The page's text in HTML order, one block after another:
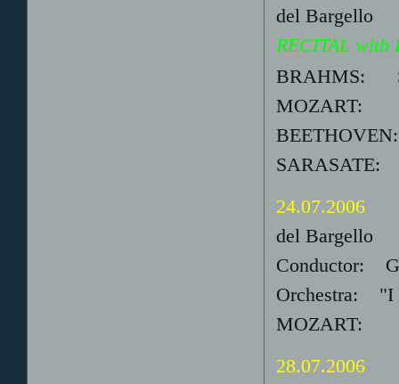
del Bargello
RECITAL with
BRAHMS:
MOZART:
BEETHOVEN:
SARASATE:
24.07.2006
del Bargello
Conductor:
Orchestra: "I
MOZART:
28.07.2006